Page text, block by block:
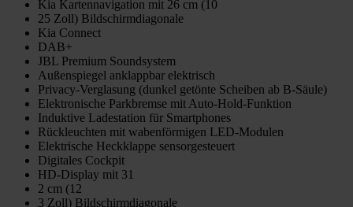
Kia Kartennavigation mit 26 cm (10
25 Zoll) Bildschirmdiagonale
Kia Connect
DAB+
JBL Premium Soundsystem
Außenspiegel anklappbar elektrisch
Privacy-Verglasung (dunkel getönte Scheiben ab B-Säule)
Elektronische Parkbremse mit Auto-Hold-Funktion
Induktive Ladestation für Smartphones
Rückleuchten mit wabenförmigen LED-Modulen
Elektrische Heckklappe sensorgesteuert
Digitales Cockpit
HD-Display mit 31
2 cm (12
3 Zoll) Bildschirmdiagonale